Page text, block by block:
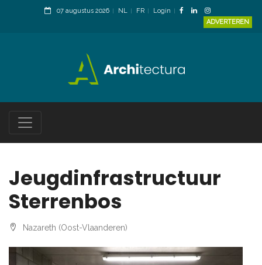
07 augustus 2026 NL FR
Login
ADVERTEREN
Jeugdinfrastructuur
Sterrenbos
Nazareth (Oost-Vlaanderen)